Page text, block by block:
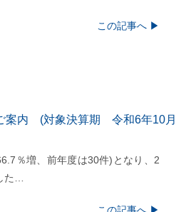
この記事へ ▶
案内 (対象決算期 令和6年10月
％増、前年度は30件)となり、2
た…